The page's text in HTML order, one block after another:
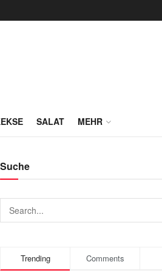
SALAT MEHR
Suche
Trending Comments